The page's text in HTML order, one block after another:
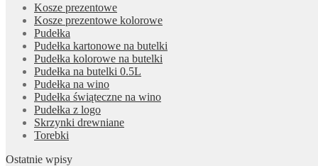
Kosze prezentowe
Kosze prezentowe kolorowe
Pudełka
Pudełka kartonowe na butelki
Pudełka kolorowe na butelki
Pudełka na butelki 0.5L
Pudełka na wino
Pudełka świąteczne na wino
Pudełka z logo
Skrzynki drewniane
Torebki
Ostatnie wpisy